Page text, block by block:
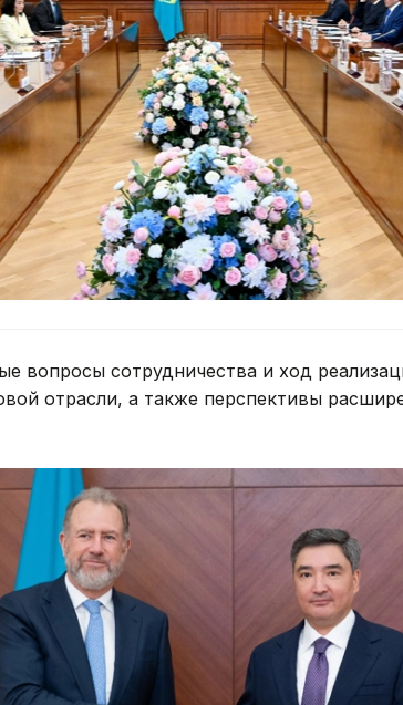
вопросы сотрудничества и ход
отрасли, а также перспективы